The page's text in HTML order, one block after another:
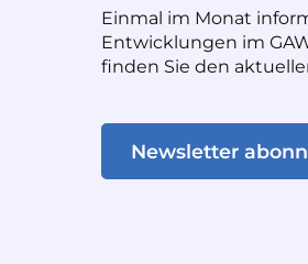
Einmal im Monat
Entwicklungen im
finden Sie den
Newsletter